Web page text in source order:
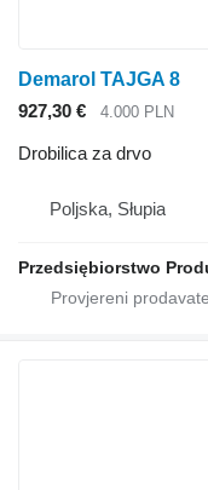
Demarol TAJGA 8
927,30 €
4.000 PLN
Drobilica za drvo
Poljska, Słupia